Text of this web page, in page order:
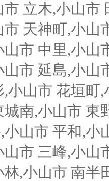
市 立木,小山市
市 天神町,小山
山市 中里,小山
山市 延島,小山
,小山市 花垣町
南,小山市 東
山市 平和,小
山市 三峰,小山
,小山市 南半